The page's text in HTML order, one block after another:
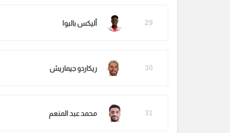
29 أليكس بالبوا
30 ريكاردو جيماريش
31 محمد عبد المنعم